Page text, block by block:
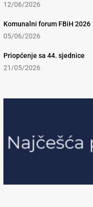
12/06/2026
Komunalni forum FBiH 2026
05/06/2026
Priopćenje sa 44. sjednice
21/05/2026